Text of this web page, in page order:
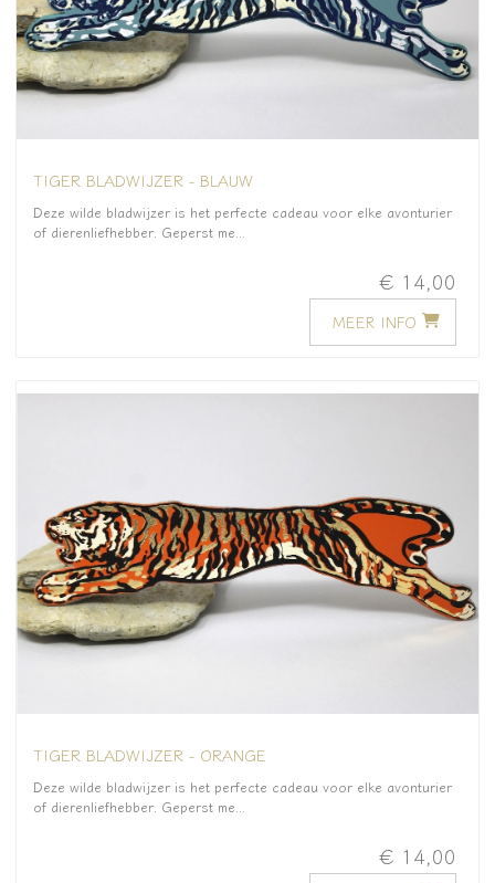
TIGER BLADWIJZER - BLAUW
Deze wilde bladwijzer is het perfecte cadeau voor elke avonturier
of dierenliefhebber. Geperst me...
€ 14,00
MEER INFO
TIGER BLADWIJZER - ORANGE
Deze wilde bladwijzer is het perfecte cadeau voor elke avonturier
of dierenliefhebber. Geperst me...
€ 14,00